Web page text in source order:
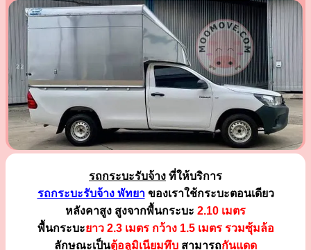
รถกระบะรับจ้าง ที่ให้บริการ
รถกระบะรับจ้าง พัทยาของเราใช้กระบะตอนเดียว
หลังคาสูง สูงจากพื้นกระบะ 2.10 เมตร
พื้นกระบะยาว 2.3 เมตร กว้าง 1.5 เมตร รวมซุ้มล้อ
ลักษณะเป็นตู้อลูมิเนียมทึบ สามารถกันแดด